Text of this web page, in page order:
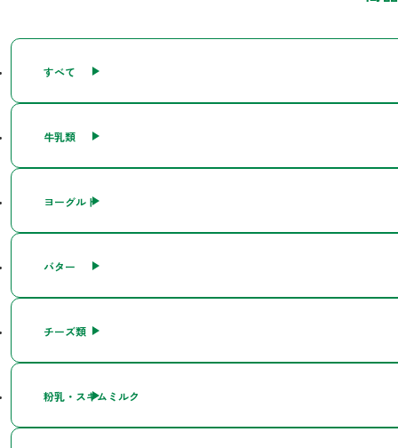
すべて
牛乳類
ヨーグルト
バター
チーズ類
粉乳・スキムミルク